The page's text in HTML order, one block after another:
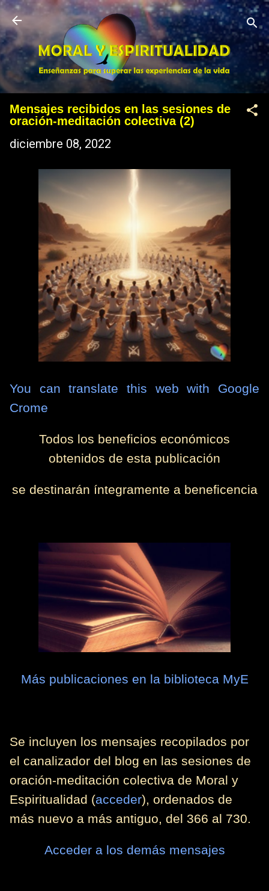
Ir al contenido principal
Mensajes recibidos en las sesiones de
oración-meditación colectiva (2)
diciembre 08, 2022
You can translate this web with Google
Crome
Todos los beneficios económicos
obtenidos de esta publicación
se destinarán íntegramente a beneficencia
Más publicaciones en la biblioteca MyE
Se incluyen los mensajes recopilados por
el canalizador del blog en las sesiones de
oración-meditación colectiva de Moral y
Espiritualidad (acceder), ordenados de
más nuevo a más antiguo, del 366 al 730.
Acceder a los demás mensajes